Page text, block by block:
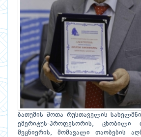
ბათუმის შოთა რუსთაველის
ემერიტუს-პროფესორის, ცნობილი
მეცნიერის, მომავალი თაობების